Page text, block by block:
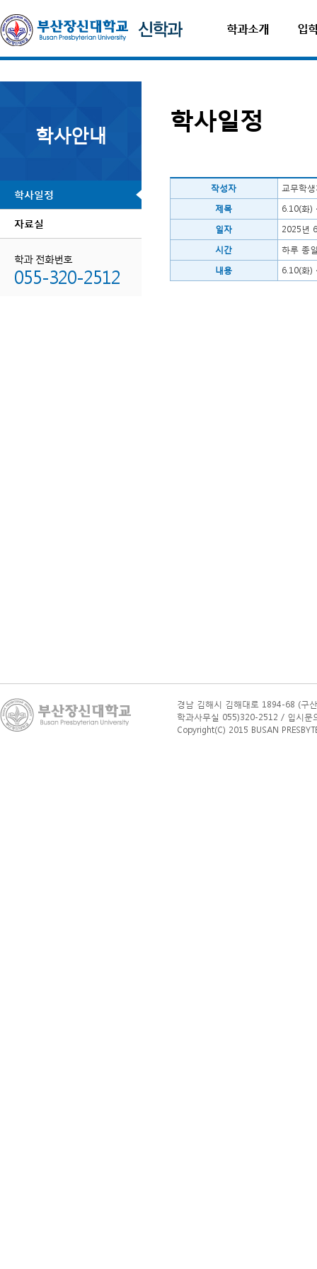
학과소개 입
학사안내
학사일정
자료실
학과 전화번호
055-320-2512
학사일정
작성자
교무학
제목
6.10(화)
일자
2025년
시간
하루 종
내용
6.10(화)
경남 김해시 김해대로 1894-68 (구
학과사무실 055)320-2512 / 입시
Copyright(C) 2015 BUSAN